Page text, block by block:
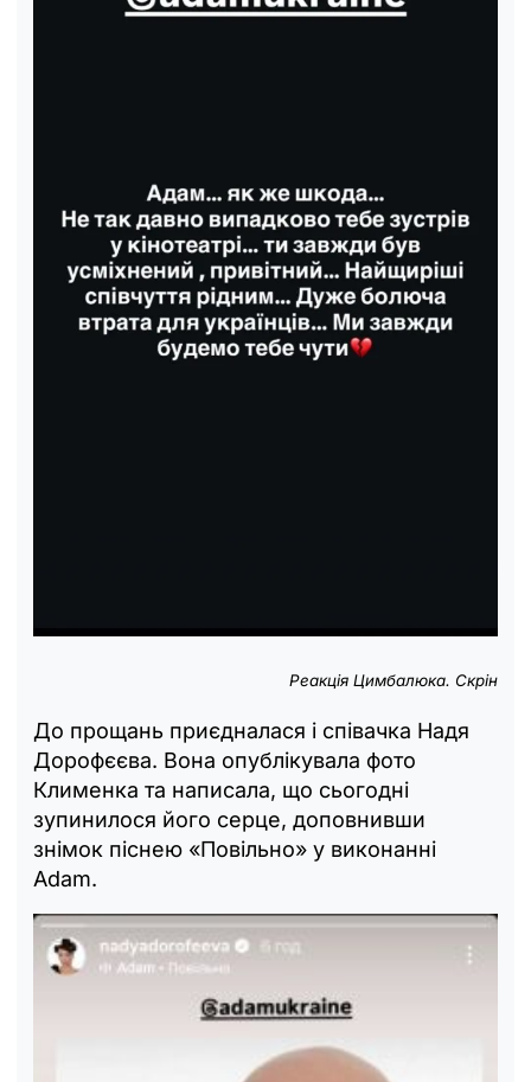
Реакція Цимбалюка. Скрін
До прощань приєдналася і співачка Надя
Дорофєєва. Вона опублікувала фото
Клименка та написала, що сьогодні
зупинилося його серце, доповнивши
знімок піснею «Повільно» у виконанні
Adam.